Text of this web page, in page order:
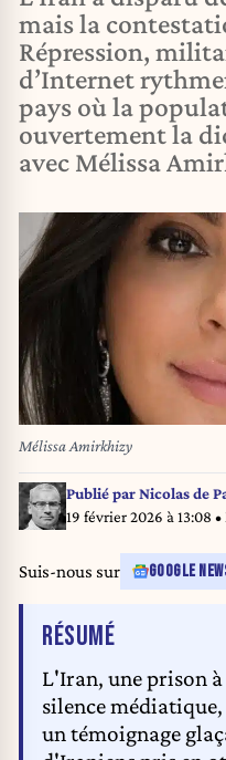
mais la
Répression,
d’Internet
pays où la
ouvertement la
avec Mélissa
Mélissa Amirkhizy
Publié parNicolas de
19 février 2026 à 13:08 •
Suis-nous sur GOOGLE
RÉSUMÉDE L'ARTICLE
L'Iran, une prison
silence
un témoignage